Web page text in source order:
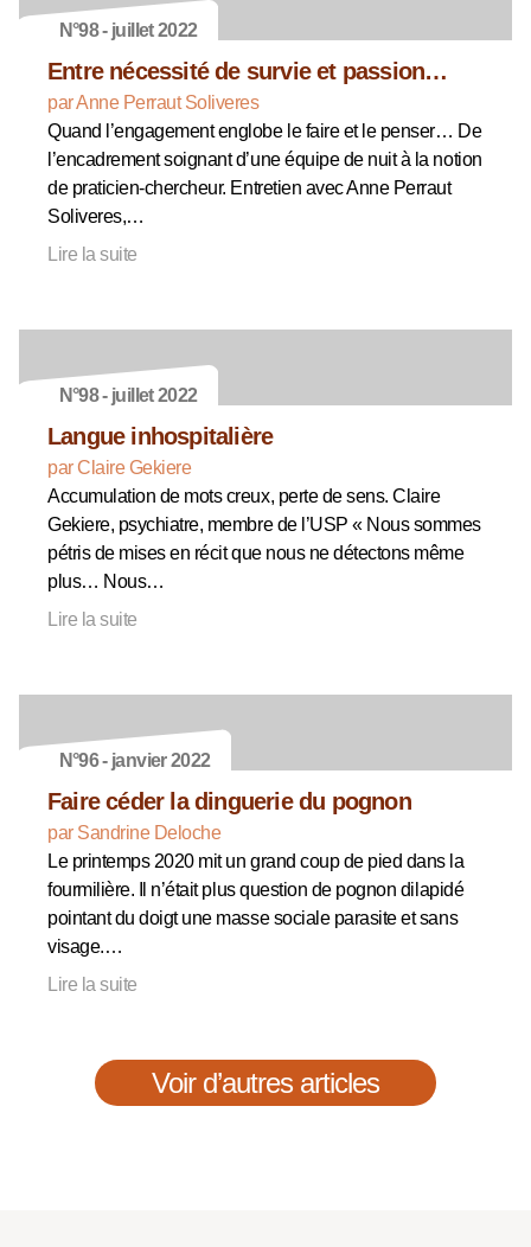
N°98 - juillet 2022
Entre nécessité de survie et passion…
par Anne Perraut Soliveres
Quand l’engagement englobe le faire et le penser… De
l’encadrement soignant d’une équipe de nuit à la notion
de praticien-chercheur. Entretien avec Anne Perraut
Soliveres,…
Lire la suite
N°98 - juillet 2022
Langue inhospitalière
par Claire Gekiere
Accumulation de mots creux, perte de sens. Claire
Gekiere, psychiatre, membre de l’USP « Nous sommes
pétris de mises en récit que nous ne détectons même
plus… Nous…
Lire la suite
N°96 - janvier 2022
Faire céder la dinguerie du pognon
par Sandrine Deloche
Le printemps 2020 mit un grand coup de pied dans la
fourmilière. Il n’était plus question de pognon dilapidé
pointant du doigt une masse sociale parasite et sans
visage.…
Lire la suite
Voir d’autres articles